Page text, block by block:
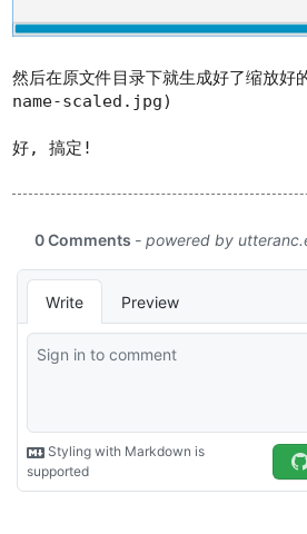
然后在原文件目录下就生成好了缩放
name-scaled.jpg)
好, 搞定!